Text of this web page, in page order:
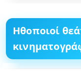
Ηθοποιοί